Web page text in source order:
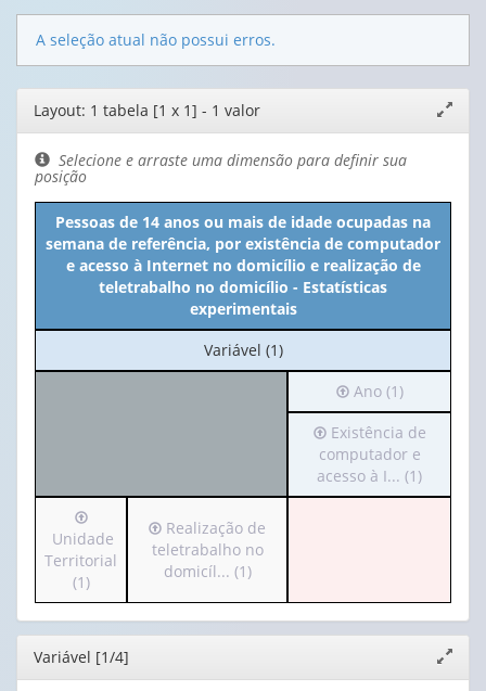
A seleção atual não possui erros.
Editor
de
layout
janela
Layout: 1 tabela [1 x 1] - 1 valor
Selecione e arraste uma dimensão para definir sua
posição
Pessoas de 14 anos ou mais de idade ocupadas na
semana de referência, por existência de computador
e acesso à Internet no domicílio e realização de
teletrabalho no domicílio - Estatísticas
experimentais
No
cabeçalho:
Variável (1)
Irá
para
o
cabeçalho
(possui
apenas
(1)
Ano (1)
Irá
para
o
cabeçalho
Existência
Existência de
computador e
acesso à I... (1)
Irá
para
o
cabeçalho
(possui
apenas
valor):
Unidade
Territorial
(1)
Irá
para
apenas
valor):
Realização de
teletrabalho no
domicíl... (1)
Editor
janela
Variável [1/4]